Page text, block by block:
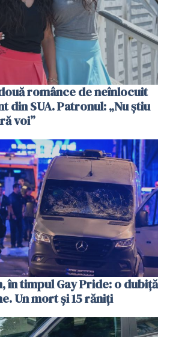
românce de neînlocuit
din SUA. Patronul: „Nu știu
voi”
în timpul Gay Pride: o dubiță
Un mort și 15 răniți